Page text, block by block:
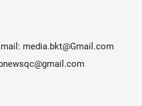
media.bkt@Gmail.com